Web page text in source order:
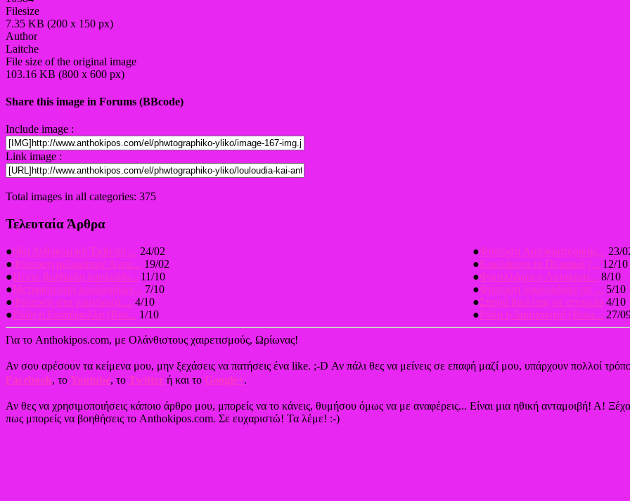
Filesize
7.35 KB (200 x 150 px)
Author
Laitche
File size of the original image
103.16 KB (800 x 600 px)
Share this image in Forums (BBcode)
Include image :
Link image :
Total images in all categories: 375
Τελευταία Άρθρα
●66η Ανθοκομική Έκθεση ... 24/02 ●Φύτευση Αυτοκρατορικής... 23/
●Φύτευση ριζωμάτων Aνεμ... 19/02 ●Κυκλάμινο το Περσικό (... 12/10
●Πέντε βολβώδη λουλούδι... 11/10 ●Φριτιλλάρια η Αυτοκρατ... 8/10
●Μεταφύτευση λουλουδιών... 7/10 ●Φύτευση λουλουδιών σε ... 5/10
●Φύτευση στα γυμνόριζα ... 4/10 ●Σπορά βιολέτας σε σπορείο 4/10
●Ρόδη η Εκατόφυλλη (Ros... 1/10 ●Ρόδη η Δαμασκηνή (Rosa... 27/
Για το Anthokipos.com, με Ολάνθιστους χαιρετισμούς, Ωρίωνας!
Αν σου αρέσουν τα κείμενα μου, μην ξεχάσεις να πατήσεις ένα like. ;-D Αν πάλι θες να μείνεις σε επαφή μαζί μου, υπάρχουν πολλοί
Facebook, το Youtube, το Twitter ή και το Google+.
Αν θες να χρησιμοποιήσεις κάποιο άρθρο μου, μπορείς να το κάνεις, θυμήσου όμως να με αναφέρεις... Είναι μια ηθική ανταμοιβή! Α!
πως μπορείς να βοηθήσεις το Anthokipos.com. Σε ευχαριστώ! Τα λέμε! :-)